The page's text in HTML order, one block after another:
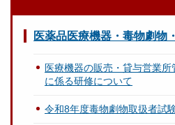
医薬品医療機器・毒物劇物
医療機器の販売・貸与営業
に係る研修について
令和8年度毒物劇物取扱者試